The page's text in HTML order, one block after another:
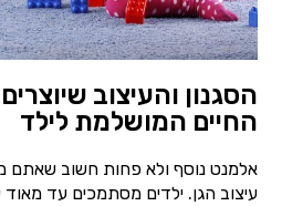
הסגנון והעיצוב
החיים המושלמת לילד
אלמנט נוסף ולא פחות חשוב שאתם
עיצוב הגן. ילדים מסתמכים עד